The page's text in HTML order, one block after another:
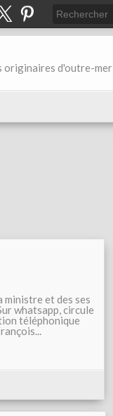
originaires d'outre-mer
ministre et des ses
whatsapp, circule
téléphonique